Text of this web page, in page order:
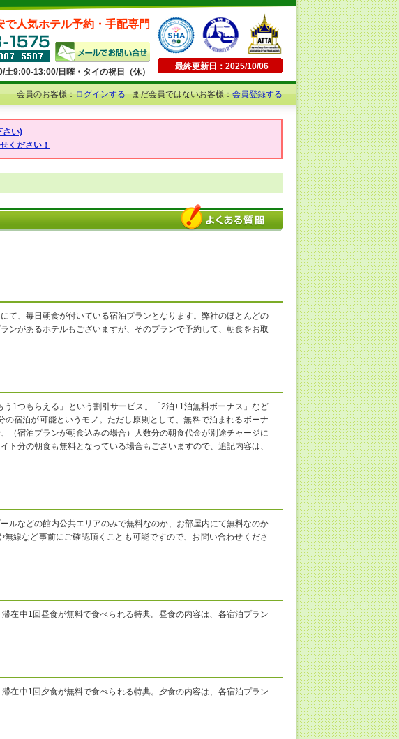
で人気ホテル予約・手配専門
土9:00-13:00/日曜・タイの祝日（休）
最終更新日：2025/10/06
会員のお客様：ログインするまだ会員ではないお客様：会員登録する
さい)
ください！
て、毎日朝食が付いている宿泊プランとなります。弊社のほとんどの
ンがあるホテルもございますが、そのプランで予約して、朝食をお取
1つもらえる」という割引サービス。「2泊+1泊無料ボーナス」など
宿泊が可能というモノ。ただし原則として、無料で泊まれるボーナ
（宿泊プランが朝食込みの場合）人数分の朝食代金が別途チャージに
分の朝食も無料となっている場合もございますので、追記内容は、
ルなどの館内公共エリアのみで無料なのか、お部屋内にて無料なのか
線など事前にご確認頂くことも可能ですので、お問い合わせくださ
在中1回昼食が無料で食べられる特典。昼食の内容は、各宿泊プラン
在中1回夕食が無料で食べられる特典。夕食の内容は、各宿泊プラン